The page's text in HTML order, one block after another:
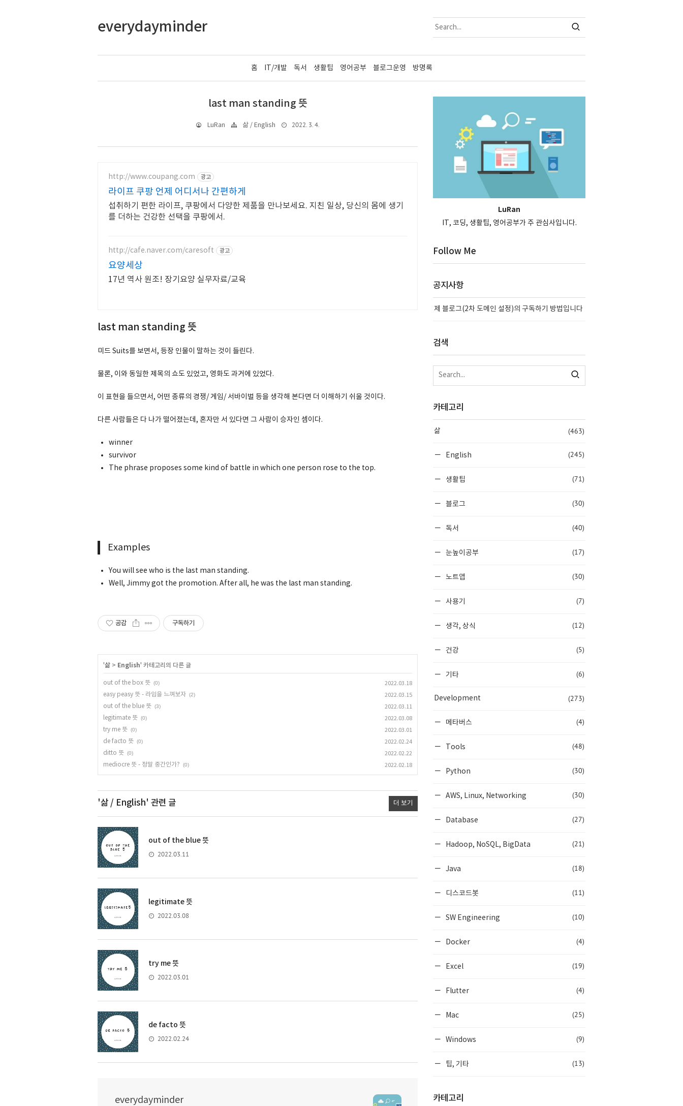
everydayminder
홈 IT/개발 독서 생활팁 영어공부 블로그운영 방명록
last man standing 뜻
LuRan 삶 / English 2022. 3. 4.
http://www.coupang.com 광고
라이프 쿠팡 언제 어디서나 간편하게
섭취하기 편한 라이프, 쿠팡에서 다양한 제품을 만나보세요. 지친 일상, 당신의 몸에 생기
를 더하는 건강한 선택을 쿠팡에서.
http://cafe.naver.com/caresoft 광고
요양세상
17년 역사 원조! 장기요양 실무자료/교육
last man standing 뜻
미드 Suits를 보면서, 등장 인물이 말하는 것이 들린다.
물론, 이와 동일한 제목의 쇼도 있었고, 영화도 과거에 있었다.
이 표현을 들으면서, 어떤 종류의 경쟁/ 게임/ 서바이벌 등을 생각해 본다면 더 이해하기 쉬울 것이다.
다른 사람들은 다 나가 떨어졌는데, 혼자만 서 있다면 그 사람이 승자인 셈이다.
winner
survivor
The phrase proposes some kind of battle in which one person rose to the top.
Examples
You will see who is the last man standing.
Well, Jimmy got the promotion. After all, he was the last man standing.
공감 구독하기
'삶 > English' 카테고리의 다른 글
out of the box 뜻 (0)
2022.03.18
easy peasy 뜻 - 라임을 느껴보자 (2)
2022.03.15
out of the blue 뜻 (3)
2022.03.11
legitimate 뜻 (0)
2022.03.08
try me 뜻 (0)
2022.03.01
de facto 뜻 (0)
2022.02.24
ditto 뜻 (0)
2022.02.22
mediocre 뜻 - 정말 중간인가?
(0) 2022.02.18
'삶 / English' 관련 글 더 보기
out of the blue 뜻
2022.03.11
legitimate 뜻
2022.03.08
try me 뜻
2022.03.01
de facto 뜻
2022.02.24
everydayminder
LuRan
IT, 코딩, 생활팁, 영어공부가 주 관심사입니다.
Follow Me
공지사항
제 블로그(2차 도메인 설정)의 구독하기 방법입니다
검색
카테고리
삶 (463)
English (245)
생활팁 (71)
블로그 (30)
독서 (40)
눈높이공부 (17)
노트앱 (30)
사용기 (7)
생각, 상식 (12)
건강 (5)
기타 (6)
Development (273)
메타버스 (4)
Tools (48)
Python (30)
AWS, Linux, Networking (30)
Database (27)
Hadoop, NoSQL, BigData (21)
Java (18)
디스코드봇 (11)
SW Engineering (10)
Docker (4)
Excel (19)
Flutter (4)
Mac (25)
Windows (9)
팁, 기타 (13)
카테고리